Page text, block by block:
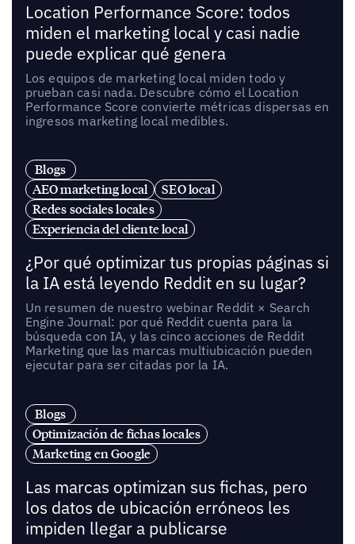
Location Performance Score: todos
miden el marketing local y casi nadie
puede explicar qué genera
Los equipos de marketing local miden todo y
prueban casi nada. Descubre cómo el Location
Performance Score convierte métricas dispersas en
ingresos marketing local medibles.
Blogs
AEO marketing local
SEO local
Redes sociales locales
Experiencia del cliente local
¿Por qué optimizar tus propias páginas si
la IA está leyendo Reddit en su lugar?
Un resumen de nuestro webinar Reddit × Search
Engine Journal: por qué Reddit cuenta para la
búsqueda con IA, y las cinco acciones de Reddit
Marketing que las marcas multiubicación pueden
ejecutar para ser citadas por la IA.
Blogs
Optimización de fichas locales
Marketing en Google
Las marcas optimizan sus fichas, pero
los datos de ubicación erróneos les
impiden llegar a publicarse